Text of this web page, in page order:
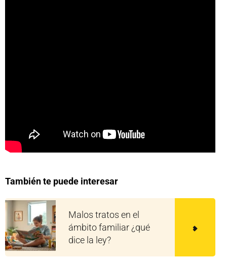
También te puede interesar
Malos tratos en el
ámbito familiar ¿qué
dice la ley?